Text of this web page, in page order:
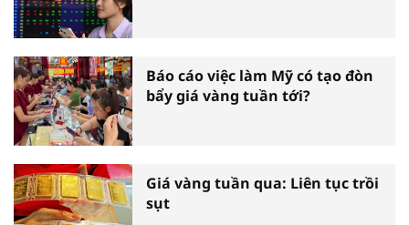
Báo cáo việc làm Mỹ có tạo đòn
bẩy giá vàng tuần tới?
Giá vàng tuần qua: Liên tục trồi
sụt